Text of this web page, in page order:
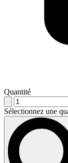
Quantité
Sélectionnez une